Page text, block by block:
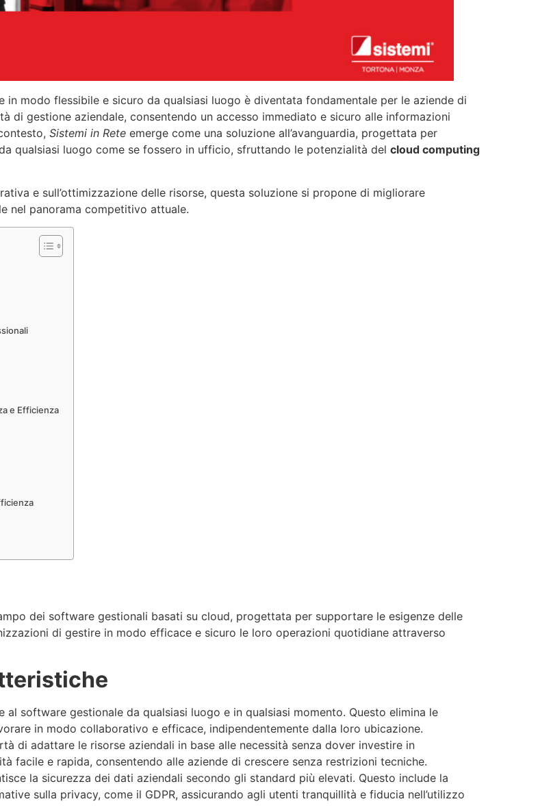
in modo flessibile e sicuro da qualsiasi luogo è diventata fondamentale per le aziende di
di gestione aziendale, consentendo un accesso immediato e sicuro alle informazioni
Sistemi in Rete emerge come una soluzione all’avanguardia, progettata per
qualsiasi luogo come se fossero in ufficio, sfruttando le potenzialità del cloud computing
e sull’ottimizzazione delle risorse, questa soluzione si propone di migliorare
nel panorama competitivo attuale.
e Efficienza
dei software gestionali basati su cloud, progettata per supportare le esigenze delle
di gestire in modo efficace e sicuro le loro operazioni quotidiane attraverso
software gestionale da qualsiasi luogo e in qualsiasi momento. Questo elimina le
in modo collaborativo e efficace, indipendentemente dalla loro ubicazione.
di adattare le risorse aziendali in base alle necessità senza dover investire in
facile e rapida, consentendo alle aziende di crescere senza restrizioni tecniche.
la sicurezza dei dati aziendali secondo gli standard più elevati. Questo include la
sulla privacy, come il GDPR, assicurando agli utenti tranquillità e fiducia nell’utilizzo